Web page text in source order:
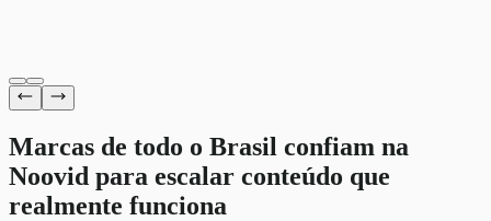
Marcas de todo o Brasil confiam na
Noovid para escalar conteúdo que
realmente funciona